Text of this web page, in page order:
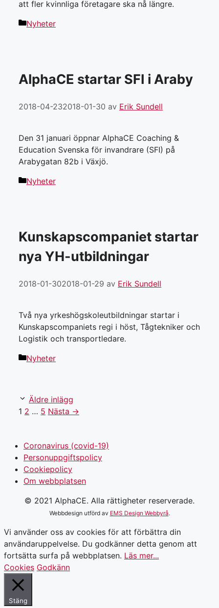
att fler kvinnliga företagare ska nå längre.
Kategorier
Nyheter
AlphaCE startar SFI i Araby
2018-04-232018-01-30 av Erik Sundell
Den 31 januari öppnar AlphaCE Coaching &
Education Svenska för invandrare (SFI) på
Arabygatan 82b i Växjö.
Kategorier
Nyheter
Kunskapscompaniet startar
nya YH-utbildningar
2018-01-302018-01-29 av Erik Sundell
Två nya yrkeshögskoleutbildningar startar i
Kunskapscompaniets regi i höst, Tågtekniker och
Logistik och transportledare.
Kategorier
Nyheter
Äldre inlägg
Sida
1 Sida
2 … Sida
5 Nästa →
Coronavirus (covid-19)
Personuppgiftspolicy
Cookiepolicy
Om webbplatsen
© 2021 AlphaCE. Alla rättigheter reserverade.
Webbdesign utförd av EMS Design Webbyrå.
Vi använder oss av cookies för att förbättra din
användaruppelvelse. Du godkänner detta genom att
fortsätta surfa på webbplatsen. Läs mer...
Cookies Godkänn
Stäng